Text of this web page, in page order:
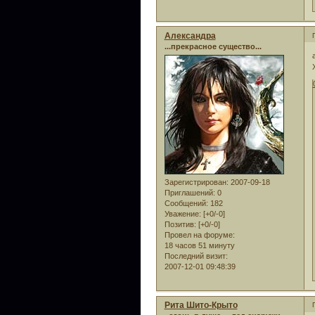
Александра
...прекрасное существо...
Зарегистрирован: 2007-09-18
Приглашений: 0
Сообщений: 182
Уважение: [+0/-0]
Позитив: [+0/-0]
Провел на форуме:
18 часов 51 минуту
Последний визит:
2007-12-01 09:48:39
Рита Шито-Крыто